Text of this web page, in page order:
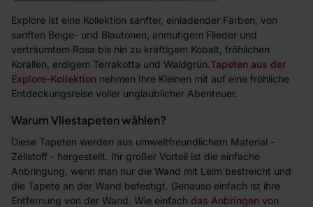
Explore ist eine Kollektion sanfter, einladender Farben, von
sanften Beige- und Blautönen, anmutigem Flieder und
verträumtem Rosa bis hin zu kräftigem Kobalt, fröhlichen
Korallen, erdigem Terrakotta und Waldgrün.Tapeten aus der
Explore-Kollektion nehmen Ihre Kleinen mit auf eine fröhliche
Entdeckungsreise voller unglaublicher Abenteuer.
Warum Vliestapeten wählen?
Diese Tapeten werden aus umweltfreundlichem Material -
Zellstoff - hergestellt. Ihr großer Vorteil ist die einfache
Anbringung, wenn man nur die Wand mit Leim bestreicht und
die Tapete an der Wand befestigt. Genauso einfach ist ihre
Entfernung von der Wand. Wie einfach das Anbringen von